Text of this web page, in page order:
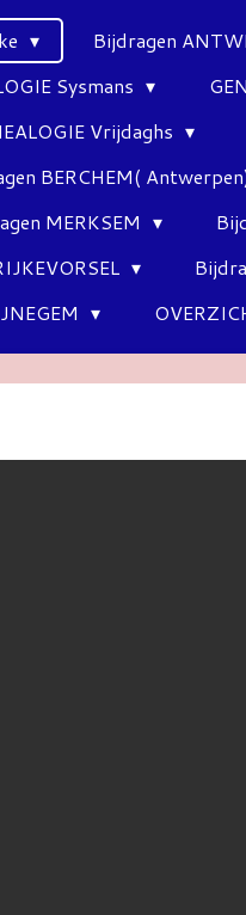
Bijdragen
Sysmans
Vrijdaghs
BERCHEM(
MERKSEM